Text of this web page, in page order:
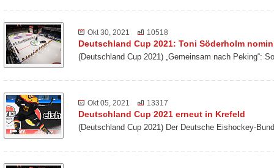
Okt 30, 2021 10518
Deutschland Cup 2021: Toni Söderholm
(Deutschland Cup 2021) „Gemeinsam nach Peking“:
Okt 05, 2021 13317
Deutschland Cup 2021 erneut in Krefeld
(Deutschland Cup 2021) Der Deutsche Eishockey-